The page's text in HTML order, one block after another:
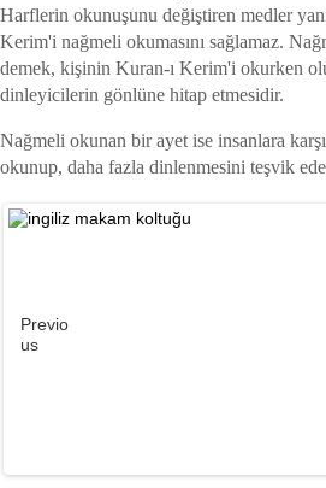
Harflerin okunuşunu değiştiren medler
Kerim'i nağmeli okumasını sağlamaz.
demek, kişinin Kuran-ı Kerim'i okurken
dinleyicilerin gönlüne hitap etmesidir.
Nağmeli okunan bir ayet ise insanlara
okunup, daha fazla dinlenmesini teşvik
Previo
us